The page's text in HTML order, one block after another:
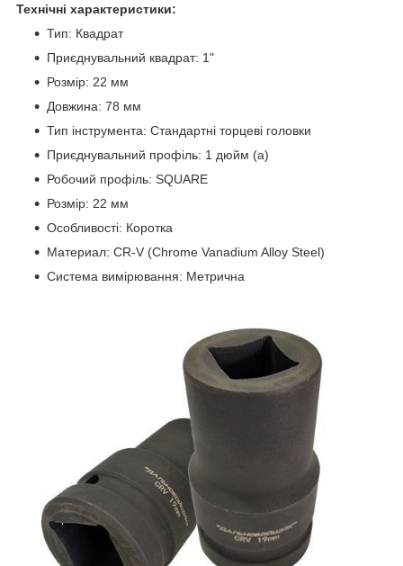
Технічні характеристики:
Тип: Квадрат
Приєднувальний квадрат: 1"
Розмір: 22 мм
Довжина: 78 мм
Тип інструмента: Стандартні торцеві головки
Приєднувальний профіль: 1 дюйм (а)
Робочий профіль: SQUARE
Розмір: 22 мм
Особливості: Коротка
Материал: CR-V (Chrome Vanadium Alloy Steel)
Система вимірювання: Метрична